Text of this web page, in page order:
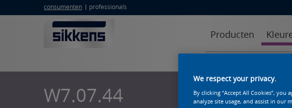
consumenten professionals
Producten
W7.07.44
We respect your privacy.
By clicking “Accept All Cookies”,
analyze site usage, and assist in our